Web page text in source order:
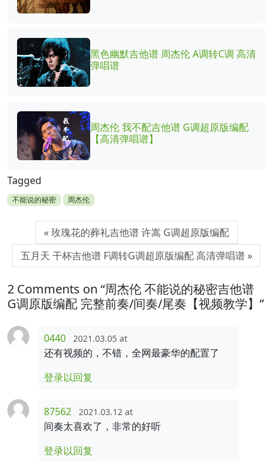
黑色幽默吉他谱 周杰伦 A调转C调 高清
弹唱谱
周杰伦 我不配吉他谱 G调超原版编配
【高清弹唱谱】
Tagged
不能说的秘密 周杰伦
玫瑰花的葬礼吉他谱 许嵩 G调超原版编配
五月天 干杯吉他谱 F调转G调超原版编配 高清弹唱谱
2 Comments on “周杰伦 不能说的秘密吉他谱
G调原版编配 完整前奏/间奏/尾奏【视频教学】”
0440 2021.03.05 at
还有视频的，不错，全网最豪华的配置了
登录以回复
87562 2021.03.12 at
间奏太喜欢了，非常的好听
登录以回复